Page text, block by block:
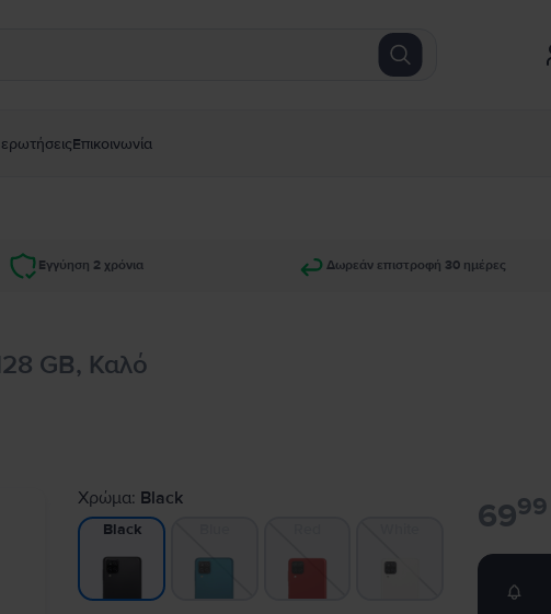
Επικοινωνία
Εγγύηση 2 χρόνια Δωρεάν επιστροφή 30 ημέρες
GB, Καλό
Χρώμα: Black
Black 6999